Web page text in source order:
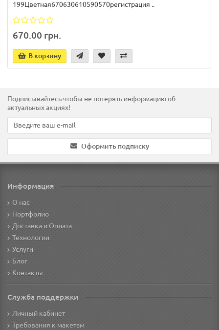
199Цветная670630610590570регистрация ..
670.00 грн.
В корзину
Подписывайтесь чтобы не потерять информацию об
актуальных акциях!
Оформить подписку
Информация
О нас
Портфолио
Доставка и Оплата
Технологии
Услуги
Блог
Контакты
Служба поддержки
Личный кабинет
Требования к макетам